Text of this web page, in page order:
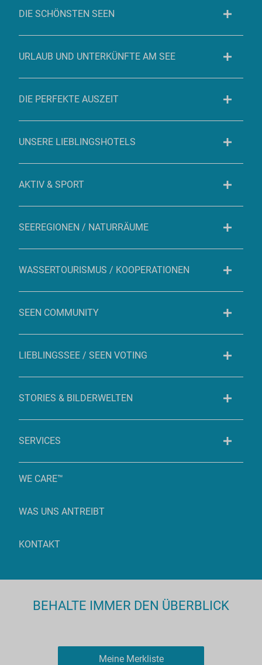
DIE SCHÖNSTEN SEEN
URLAUB UND UNTERKÜNFTE AM SEE
DIE PERFEKTE AUSZEIT
UNSERE LIEBLINGSHOTELS
AKTIV & SPORT
SEEREGIONEN / NATURRÄUME
WASSERTOURISMUS / KOOPERATIONEN
SEEN COMMUNITY
LIEBLINGSSEE / SEEN VOTING
STORIES & BILDERWELTEN
SERVICES
WE CARE™
WAS UNS ANTREIBT
KONTAKT
BEHALTE IMMER DEN ÜBERBLICK
Meine Merkliste